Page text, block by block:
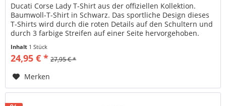
Ducati Corse Lady T-Shirt aus der offiziellen Kollektion.
Baumwoll-T-Shirt in Schwarz. Das sportliche Design dieses
T-Shirts wird durch die roten Details auf den Schultern und
durch 3 farbige Streifen auf einer Seite hervorgehoben.
Inhalt 1 Stück
24,95 € * 27,95 € *
Merken